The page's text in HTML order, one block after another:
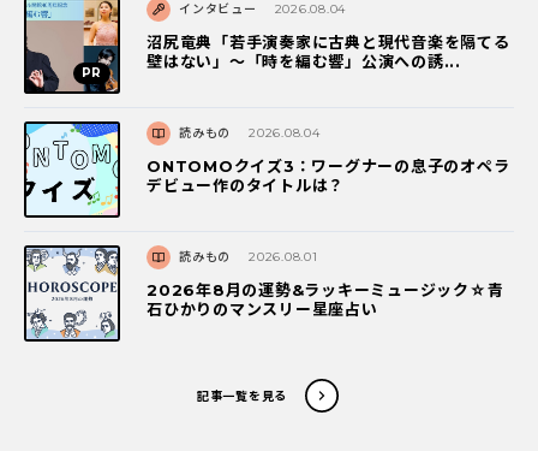
インタビュー 2026.08.04
沼尻竜典「若手演奏家に古典と現代音楽を隔てる
壁はない」～「時を編む響」公演への誘...
読みもの 2026.08.04
ONTOMOクイズ3：ワーグナーの息子のオペラ
デビュー作のタイトルは？
読みもの 2026.08.01
2026年8月の運勢&ラッキーミュージック☆青
石ひかりのマンスリー星座占い
記事一覧を見る